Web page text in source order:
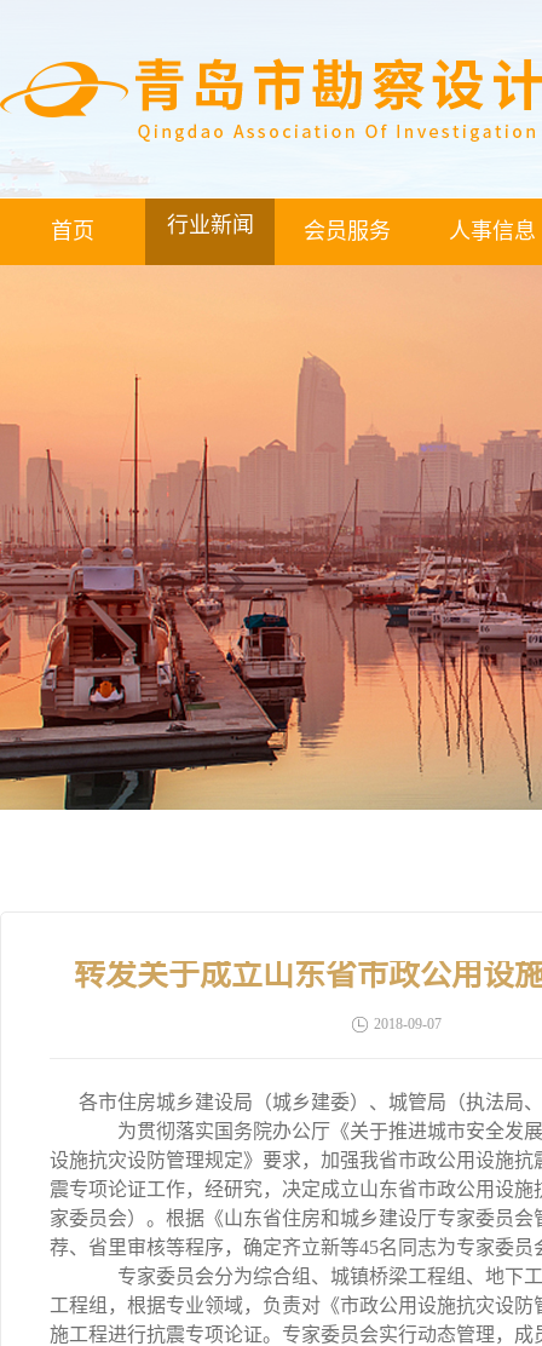
首页 行业新闻 会员服务 人事信息
转发关于成立山东省市政公用设
2018-09-07
各市住房城乡建设局（城乡建委）、城管局（执法局
为贯彻落实国务院办公厅《关于推进城市安全发
设施抗灾设防管理规定》要求，加强我省市政公用设施
震专项论证工作，经研究，决定成立山东省市政公用设
家委员会）。根据《山东省住房和城乡建设厅专家委员
荐、省里审核等程序，确定齐立新等45名同志为专家委
专家委员会分为综合组、城镇桥梁工程组、地下
工程组，根据专业领域，负责对《市政公用设施抗灾设
施工程进行抗震专项论证。专家委员会实行动态管理，成